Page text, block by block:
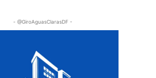
- @GiroAguasClarasDF -